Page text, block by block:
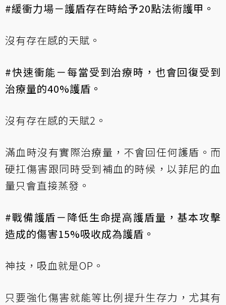
#緩衝力場－護盾存在時給予20點法術護甲。
沒有存在感的天賦。
#快速衝能－每當受到治療時，也會回復受到
治療量的40%護盾。
沒有存在感的天賦2。
滿血時沒有實際治療量，不會回任何護盾。而
硬扛傷害跟同時受到補血的時候，以菲尼的血
量只會直接蒸發。
#戰備護盾－降低生命提高護盾量，基本攻擊
造成的傷害15%吸收成為護盾。
神技，吸血就是OP。
只要強化傷害就能等比例提升生存力，尤其有